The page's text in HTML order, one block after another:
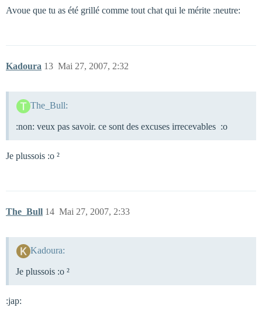
Avoue que tu as été grillé comme tout chat qui le mérite :neutre:
Kadoura Mai 27, 2007, 2:32
13
The_Bull:
:non: veux pas savoir. ce sont des excuses irrecevables :o
Je plussois :o ²
The_Bull Mai 27, 2007, 2:33
14
Kadoura:
Je plussois :o ²
:jap: